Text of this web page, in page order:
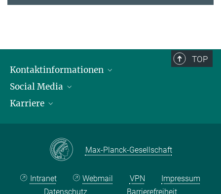
TOP
Kontaktinformationen
Öffnungszeiten & Anfahrt
Ansprechpersonen
Social Media
LinkedIn
Karriere
Max Planck Law
Max-Planck-Gesellschaft
Intranet Webmail VPN
Impressum
Datenschutz
Barrierefreiheit